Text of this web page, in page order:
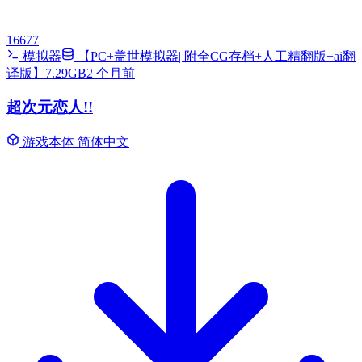
16677
模拟器
【PC+盖世模拟器| 附全CG存档+人工精翻版+ai翻
译版】7.29GB2 个月前
超次元恋人!!
游戏本体 简体中文